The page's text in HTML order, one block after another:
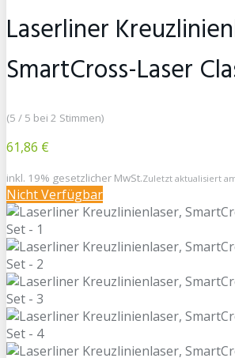
Laserliner
SmartCross-Laser
(5 / 5 bei 2 Stimmen)
61,86 €
inkl. 19% gesetzlicher MwSt.Zuletzt aktualisiert
Nicht Verfügbar